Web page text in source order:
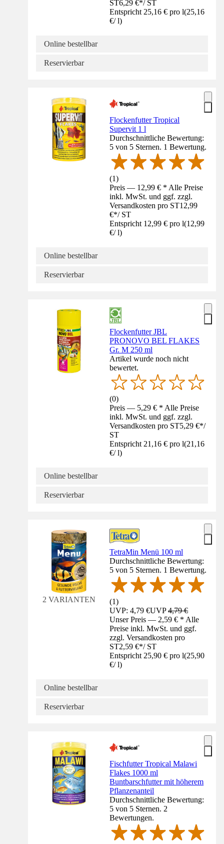
ST6,29 €*/ ST
Entspricht 25,16 € pro l(25,16
€/ l)
Online bestellbar
Reservierbar
Flockenfutter Tropical
Supervit 1 l
Durchschnittliche Bewertung:
5 von 5 Sternen. 1 Bewertung.
(1)
Preis — 12,99 € * Alle Preise
inkl. MwSt. und ggf. zzgl.
Versandkosten pro ST12,99
€*/ ST
Entspricht 12,99 € pro l(12,99
€/ l)
Online bestellbar
Reservierbar
Flockenfutter JBL
PRONOVO BEL FLAKES
Gr. M 250 ml
Artikel wurde noch nicht
bewertet.
(0)
Preis — 5,29 € * Alle Preise
inkl. MwSt. und ggf. zzgl.
Versandkosten pro ST5,29 €*/
ST
Entspricht 21,16 € pro l(21,16
€/ l)
Online bestellbar
Reservierbar
2 VARIANTEN
TetraMin Menü 100 ml
Durchschnittliche Bewertung:
5 von 5 Sternen. 1 Bewertung.
(1)
UVP: 4,79 €UVP4,79 €
Unser Preis — 2,59 € * Alle
Preise inkl. MwSt. und ggf.
zzgl. Versandkosten pro
ST2,59 €*/ ST
Entspricht 25,90 € pro l(25,90
€/ l)
Online bestellbar
Reservierbar
Fischfutter Tropical Malawi
Flakes 1000 ml
Buntbarschfutter mit höherem
Pflanzenanteil
Durchschnittliche Bewertung:
5 von 5 Sternen. 2
Bewertungen.